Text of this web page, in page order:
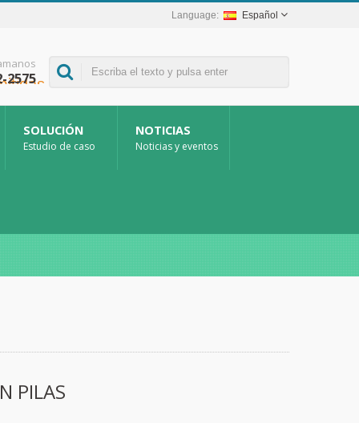
Español
2575
SOLUCIÓN
Estudio de caso
NOTICIAS
Noticias y eventos
PILAS